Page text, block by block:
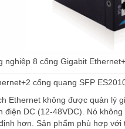
nghiệp 8 cổng Gigabit
cổng quang SFP
Ethernet không được quản lý
điện DC (12-48VDC). Nó
hơn. Sản phẩm phù hợp